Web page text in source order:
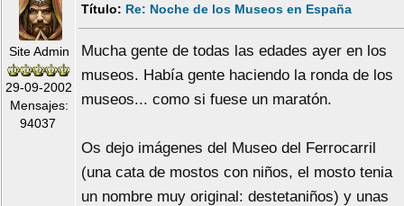
Site Admin
29-09-2002
Mensajes:
94037
Título: Re: Noche de los Museos en España
Mucha gente de todas las edades ayer en los
museos. Había gente haciendo la ronda de los
museos... como si fuese un maratón.
Os dejo imágenes del Museo del Ferrocarril
(una cata de mostos con niños, el mosto tenia
un nombre muy original: destetaniños) y unas